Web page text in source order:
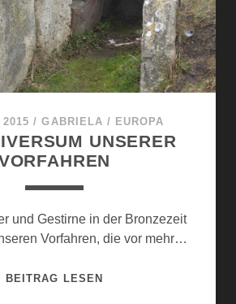
/GABRIELA / EUROPA
UNSERER
und Gestirne in der Bronzezeit
Vorfahren, die vor mehr…
BEITRAG LESENDAS